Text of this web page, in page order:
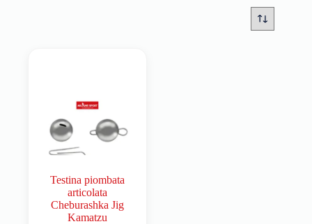
Testina piombata
articolata
Cheburashka Jig
Kamatzu